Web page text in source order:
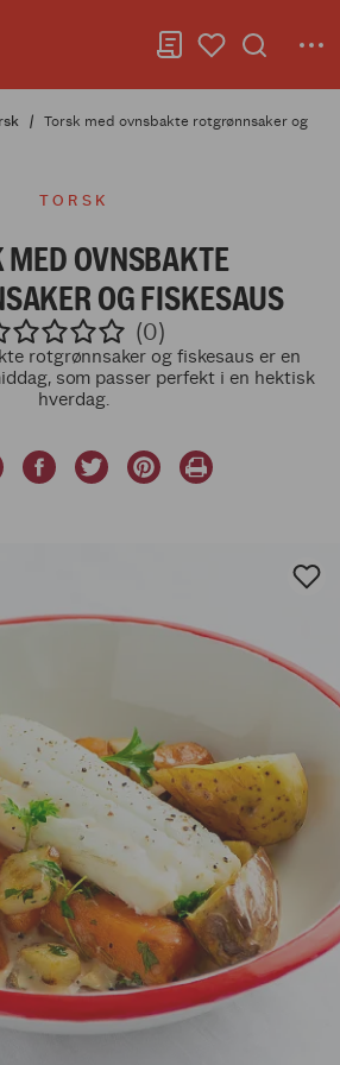
Torsk med ovnsbakte rotgrønnsaker og
TORSK
MED OVNSBAKTE
OG FISKESAUS
(0)
rotgrønnsaker og fiskesaus er en
som passer perfekt i en hektisk
hverdag.